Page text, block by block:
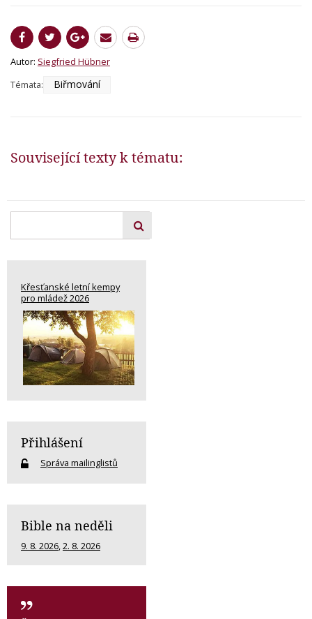
Autor: Siegfried Hübner
Témata:
Biřmování
Související texty k tématu:
Křesťanské letní kempy
pro mládež 2026
Přihlášení
Správa mailinglistů
Bible na neděli
9. 8. 2026 2. 8. 2026